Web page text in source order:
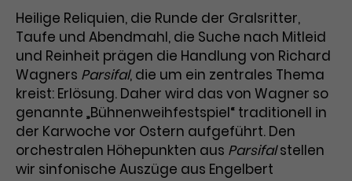
Seiten.
Name _gat_UA-63561367-1
Anbieter Google Analytics
Laufzeit 1 Minute
Name _gcl_dc
Anbieter Google / DoubleClick
Laufzeit 3 Monate
Dieses Cookie wird verwendet, um
Nutzerinteraktionen mit
Heilige Reliquien, die Runde der Gralsritter,
Taufe und Abendmahl, die Suche nach Mitleid
und Reinheit prägen die Handlung von Richard
Wagners Parsifal, die um ein zentrales Thema
kreist: Erlösung. Daher wird das von Wagner so
genannte „Bühnenweihfestspiel“ traditionell in
der Karwoche vor Ostern aufgeführt. Den
orchestralen Höhepunkten aus Parsifalstellen
wir sinfonische Auszüge aus Engelbert